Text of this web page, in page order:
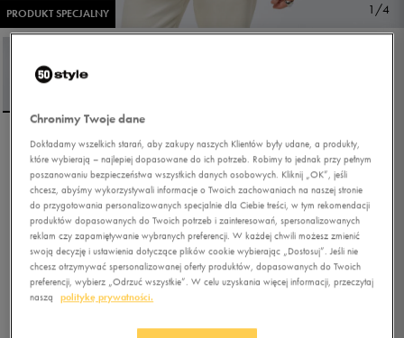
PRODUKT SPECJALNY
1/4
NIKE BLUZA ROZPINANA
SPORTSWEAR CLUB
FLEECE
4.9 74
219,99zł -10%(cena bezpośrednio przed promocją)
212,49zł-7% (najniższa cena z 30 dni przed obniżką)
197,99złz Vat
KLUBIE 50 STYLE
Chronimy Twoje dane
Dokładamy wszelkich starań, aby zakupy naszych Klientów były udane, a produkty,
które wybierają – najlepiej dopasowane do ich potrzeb. Robimy to jednak przy pełnym
poszanowaniu bezpieczeństwa wszystkich danych osobowych. Kliknij „OK”, jeśli
chcesz, abyśmy wykorzystywali informacje o Twoich zachowaniach na naszej stronie
do przygotowania personalizowanych specjalnie dla Ciebie treści, w tym rekomendacji
produktów dopasowanych do Twoich potrzeb i zainteresowań, spersonalizowanych
reklam czy zapamiętywanie wybranych preferencji. W każdej chwili możesz zmienić
swoją decyzję i ustawienia dotyczące plików cookie wybierając „Dostosuj”. Jeśli nie
chcesz otrzymywać spersonalizowanej oferty produktów, dopasowanych do Twoich
preferencji, wybierz „Odrzuć wszystkie”. W celu uzyskania więcej informacji, przeczytaj
naszą
politykę prywatności.